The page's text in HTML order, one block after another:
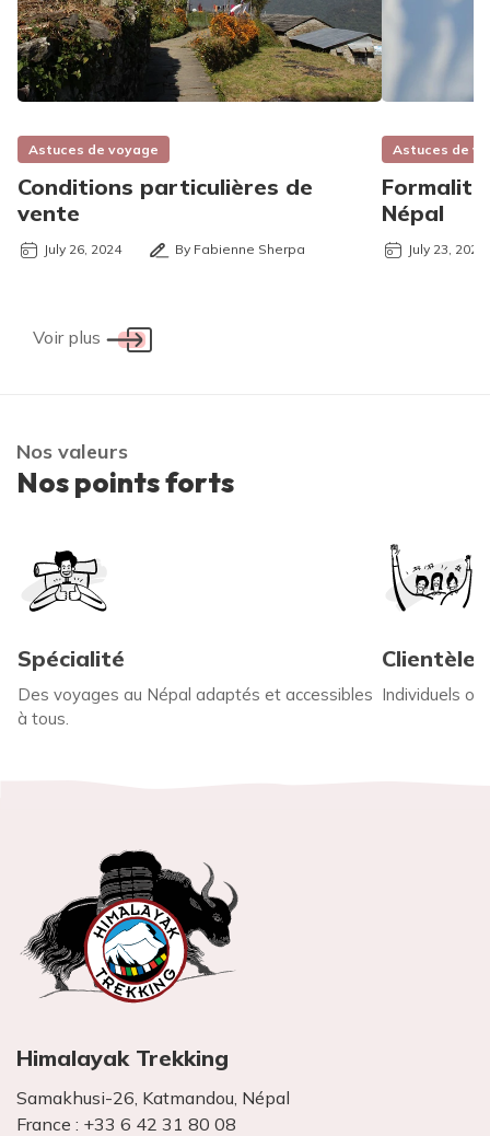
Voir plus
Astuces de voyage
Conditions particulières de
vente
July 26, 2024 By Fabienne Sherpa
Astuces de
Népal
July 23, 2024
Nos valeurs
Nos points forts
Spécialité
Des voyages au Népal adaptés et accessibles
à tous.
Clientèle
Individuels
Himalayak Trekking
Samakhusi-26, Katmandou, Népal
France : +33 6 42 31 80 08